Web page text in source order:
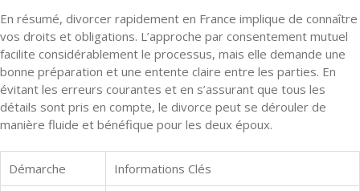
En résumé, divorcer rapidement en France implique de connaître
vos droits et obligations. L’approche par consentement mutuel
facilite considérablement le processus, mais elle demande une
bonne préparation et une entente claire entre les parties. En
évitant les erreurs courantes et en s’assurant que tous les
détails sont pris en compte, le divorce peut se dérouler de
manière fluide et bénéfique pour les deux époux.
Démarche Informations Clés